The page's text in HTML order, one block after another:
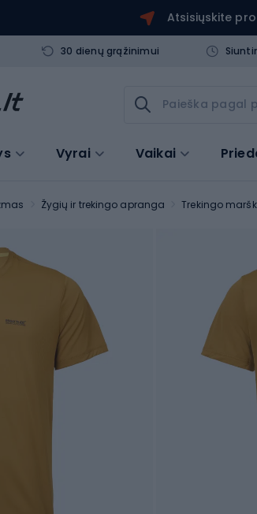
Atsisiųskite
30 dienų grąžinimui
Vyrai Vaikai
Žygių ir trekingo apranga Trekingo